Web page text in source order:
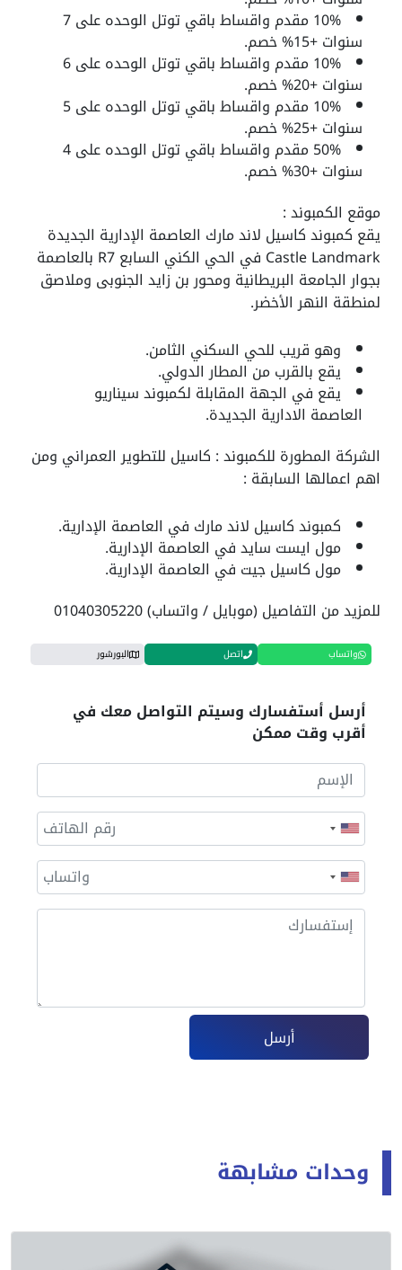
10% مقدم واقساط باقي توتل الوحده على 7
سنوات +15%؜ خصم.
10%؜ مقدم واقساط باقي توتل الوحده على 6
سنوات +20%؜ خصم.
10%؜ مقدم واقساط باقي توتل الوحده على 5
سنوات +25%؜ خصم.
50% مقدم واقساط باقي توتل الوحده على 4
سنوات +30% خصم.
موقع الكمبوند :
يقع كمبوند كاسيل لاند مارك العاصمة الإدارية الجديدة
Castle Landmark في الحي الكني السابع R7 بالعاصمة
بجوار الجامعة البريطانية ومحور بن زايد الجنوبى وملاصق
لمنطقة النهر الأخضر.
وهو قريب للحي السكني الثامن.
يقع بالقرب من المطار الدولي.
يقع في الجهة المقابلة لكمبوند سيناريو
العاصمة الادارية الجديدة.
الشركة المطورة للكمبوند : كاسيل للتطوير العمراني ومن
اهم اعمالها السابقة :
كمبوند كاسيل لاند مارك في العاصمة الإدارية.
مول ايست سايد في العاصمة الإدارية.
مول كاسيل جيت في العاصمة الإدارية.
للمزيد من التفاصيل (موبايل / واتساب) 01040305220
واتساب اتصل البورشور
أرسل أستفسارك وسيتم التواصل معك في
أقرب وقت ممكن
أرسل
وحدات مشابهة